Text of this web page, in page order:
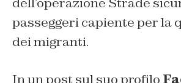
dell’operazione Strade
passeggeri capiente per la
dei migranti.
In un post sul suo profilo